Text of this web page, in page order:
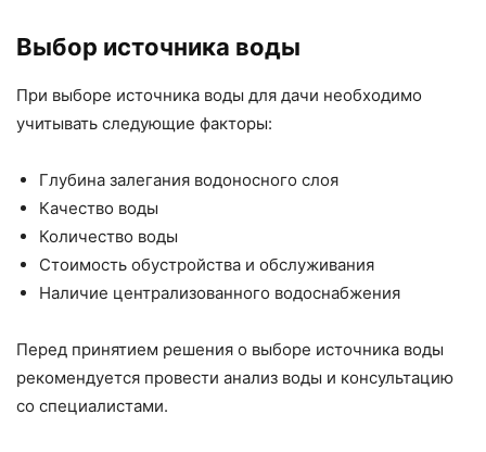
Выбор источника воды
При выборе источника воды для дачи необходимо
учитывать следующие факторы:
Глубина залегания водоносного слоя
Качество воды
Количество воды
Стоимость обустройства и обслуживания
Наличие централизованного водоснабжения
Перед принятием решения о выборе источника воды
рекомендуется провести анализ воды и консультацию
со специалистами.